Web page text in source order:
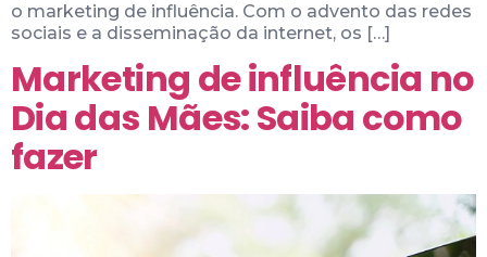
o marketing de influência. Com o advento das redes
sociais e a disseminação da internet, os […]
Marketing de influência no
Dia das Mães: Saiba como
fazer